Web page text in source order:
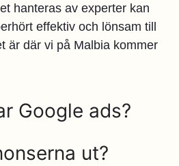
hanteras av experter kan
effektiv och lönsam till
är där vi på Malbia kommer
Google ads?
ut?